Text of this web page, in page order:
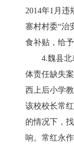
2014年1月
寨村村委“治
食补贴，给
4.魏县
体责任缺失
西上后小学
该校校长常
的情况下，
响。常红永